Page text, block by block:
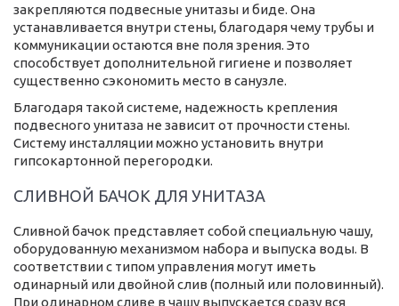
закрепляются подвесные унитазы и биде. Она
устанавливается внутри стены, благодаря чему трубы и
коммуникации остаются вне поля зрения. Это
способствует дополнительной гигиене и позволяет
существенно сэкономить место в санузле.
Благодаря такой системе, надежность крепления
подвесного унитаза не зависит от прочности стены.
Систему инсталляции можно установить внутри
гипсокартонной перегородки.
СЛИВНОЙ БАЧОК ДЛЯ УНИТАЗА
Сливной бачок представляет собой специальную чашу,
оборудованную механизмом набора и выпуска воды. В
соответствии с типом управления могут иметь
одинарный или двойной слив (полный или половинный).
При одинарном сливе в чашу выпускается сразу вся